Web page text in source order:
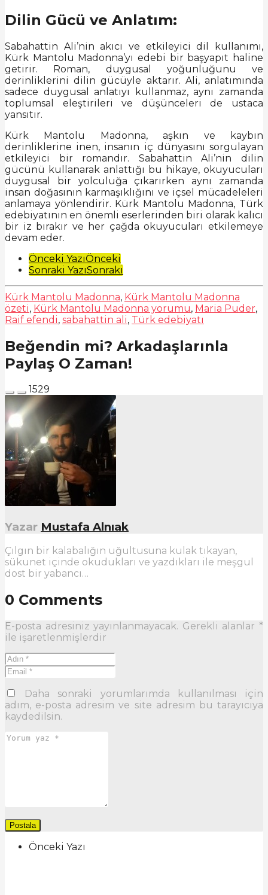
Dilin Gücü ve Anlatım:
Sabahattin Ali’nin akıcı ve etkileyici dil kullanımı,
Kürk Mantolu Madonna’yı edebi bir başyapıt haline
getirir. Roman, duygusal yoğunluğunu ve
derinliklerini dilin gücüyle aktarır. Ali, anlatımında
sadece duygusal anlatıyı kullanmaz, aynı zamanda
toplumsal eleştirileri ve düşünceleri de ustaca
yansıtır.
Kürk Mantolu Madonna, aşkın ve kaybın
derinliklerine inen, insanın iç dünyasını sorgulayan
etkileyici bir romandır. Sabahattin Ali’nin dilin
gücünü kullanarak anlattığı bu hikaye, okuyucuları
duygusal bir yolculuğa çıkarırken aynı zamanda
insan doğasının karmaşıklığını ve içsel mücadeleleri
anlamaya yönlendirir. Kürk Mantolu Madonna, Türk
edebiyatının en önemli eserlerinden biri olarak kalıcı
bir iz bırakır ve her çağda okuyucuları etkilemeye
devam eder.
Post
Pagination
Önceki YazıÖnceki
Sonraki YazıSonraki
Kürk Mantolu Madonna, Kürk Mantolu Madonna
özeti, Kürk Mantolu Madonna yorumu, Maria Puder,
Raif efendi, sabahattin ali, Türk edebiyatı
Beğendin mi? Arkadaşlarınla
Paylaş O Zaman!
1529
Yazar Mustafa Alnıak
Çılgın bir kalabalığın uğultusuna kulak tıkayan,
sükunet içinde okudukları ve yazdıkları ile meşgul
dost bir yabancı…
0 Comments
E-posta adresiniz yayınlanmayacak. Gerekli alanlar *
ile işaretlenmişlerdir
Daha sonraki yorumlarımda kullanılması için
adım, e-posta adresim ve site adresim bu tarayıcıya
kaydedilsin.
Önceki Yazı